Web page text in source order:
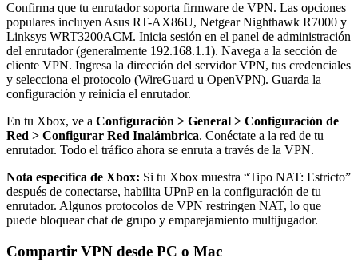
Confirma que tu enrutador soporta firmware de VPN. Las opciones
populares incluyen Asus RT-AX86U, Netgear Nighthawk R7000 y
Linksys WRT3200ACM. Inicia sesión en el panel de administración
del enrutador (generalmente 192.168.1.1). Navega a la sección de
cliente VPN. Ingresa la dirección del servidor VPN, tus credenciales
y selecciona el protocolo (WireGuard u OpenVPN). Guarda la
configuración y reinicia el enrutador.
En tu Xbox, ve a Configuración > General > Configuración de
Red > Configurar Red Inalámbrica. Conéctate a la red de tu
enrutador. Todo el tráfico ahora se enruta a través de la VPN.
Nota específica de Xbox: Si tu Xbox muestra “Tipo NAT: Estricto”
después de conectarse, habilita UPnP en la configuración de tu
enrutador. Algunos protocolos de VPN restringen NAT, lo que
puede bloquear chat de grupo y emparejamiento multijugador.
Compartir VPN desde PC o Mac